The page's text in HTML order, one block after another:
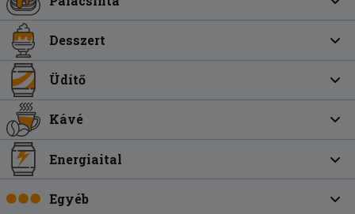
Desszert
Üdítő
Kávé
Energiaital
Egyéb